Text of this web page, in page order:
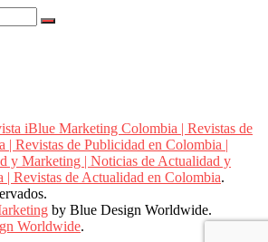
iBlue Marketing Colombia | Revistas de
| Revistas de Publicidad en Colombia |
y Marketing | Noticias de Actualidad y
| Revistas de Actualidad en Colombia.
by Blue Design Worldwide.
Worldwide.